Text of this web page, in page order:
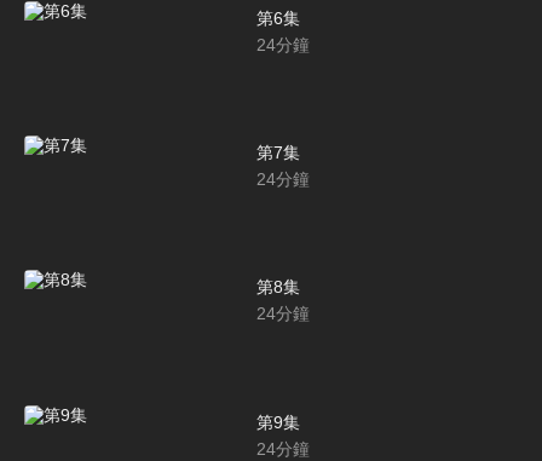
第6集
24分鐘
第7集
24分鐘
第8集
24分鐘
第9集
24分鐘